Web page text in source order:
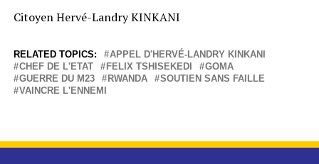
Citoyen Hervé-Landry KINKANI
RELATED TOPICS:
APPEL D'HERVÉ-LANDRY KINKANI
CHEF DE L'ETAT
FELIX TSHISEKEDI
GOMA
GUERRE DU M23
RWANDA
SOUTIEN SANS FAILLE
VAINCRE L'ENNEMI